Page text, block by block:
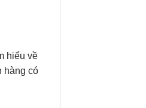
hiểu về
hàng có